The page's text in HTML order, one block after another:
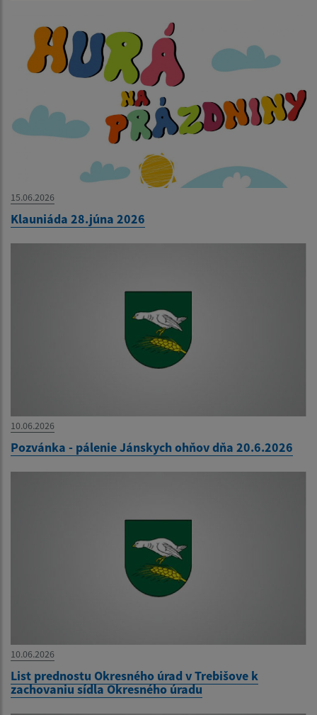
15.06.2026
Klauniáda 28.júna 2026
10.06.2026
Pozvánka - pálenie Jánskych ohňov dňa 20.6.2026
10.06.2026
List prednostu Okresného úrad v Trebišove k
zachovaniu sídla Okresného úradu